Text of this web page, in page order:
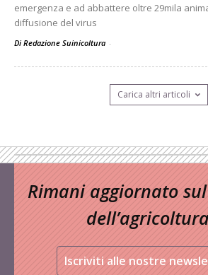
emergenza e ad abbattere oltre 29mila
diffusione del virus
Di Redazione Suinicoltura -
Carica altri articoli
Rimani aggiornato
dell’agricoltura
Iscriviti alle nostre